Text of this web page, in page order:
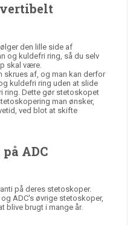
den lille side af
og kuldefri ring, så du selv
skal være.
skrues af, og man kan derfor
kuldefri ring uden at slide
ring. Dette gør stetoskopet
man ønsker,
ved blot at skifte
ADC
på deres stetoskoper.
ADC's øvrige stetoskoper,
blive brugt i mange år.